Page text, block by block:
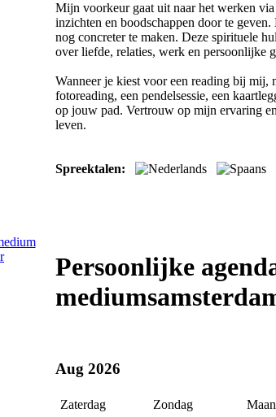
Mijn voorkeur gaat uit naar het werken
inzichten en boodschappen door te
nog concreter te maken. Deze spirituele
over liefde, relaties, werk en persoonlijke
Wanneer je kiest voor een reading bij mij,
fotoreading, een pendelsessie, een
op jouw pad. Vertrouw op mijn ervaring
leven.
Spreektalen:
Persoonlijke
Aug 2026
Zaterdag Zondag